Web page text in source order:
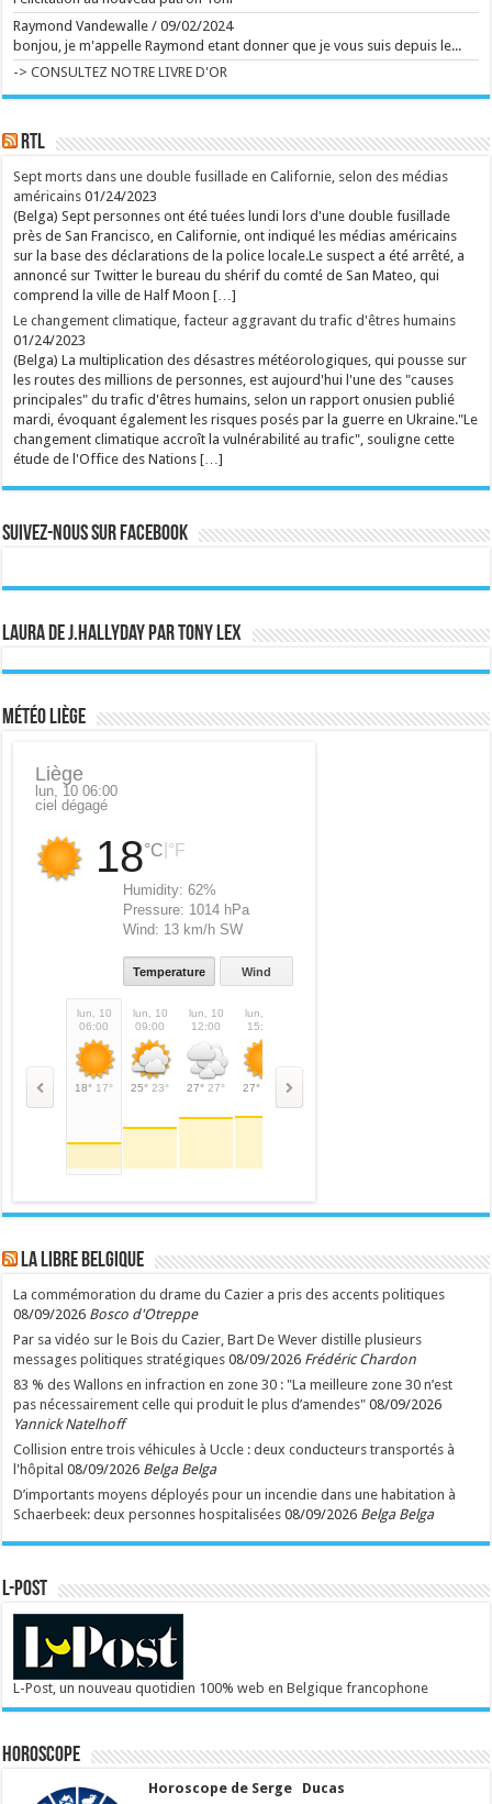
musicale captivante du journaliste Alex Dutilh sur le
pianiste Keith Jarrett. ...
Ecrit le 09/08 13:29
Pari réussi pour Pommelien Thijs à Ronquières:
comment la superstar flamande a-t-elle réussi à
Wallonie. ...
Ecrit le 09/08 13:01
regard neuf qui ne cesse de se réinventer"
L'actrice belgo-française Virginie Efira a reçu
vendredi soir le Leopard Club Award dans le cadre du
79e Festival du film de Locarno. Cette distinction
récompense une personnalité dont le travail dans le
cinéma a marqué l'imaginaire collectif. ...
Ecrit le 08/08 12:50
"Cela me brise le coeur": Charlotte Cardin contrainte
d'annuler son concert au Ronquières Festival ce
dimanche, voici l'artiste qui la remplacera
Une laryngite aiguë contraint Charlotte Cardin à
Frequencies la remplacera ce dimanche soir. ...
Ecrit le 09/08 11:18
V2 Script
Raymond Vandewalle /09/02/2024
bonjou, je m'appelle Raymond etant donner que je vous suis depuis le...
-> CONSULTEZ NOTRE LIVRE D'OR
RTL
Sept morts dans une double fusillade en Californie, selon des médias
américains 01/24/2023
(Belga) Sept personnes ont été tuées lundi lors d'une double fusillade
près de San Francisco, en Californie, ont indiqué les médias américains
sur la base des déclarations de la police locale.Le suspect a été arrêté, a
annoncé sur Twitter le bureau du shérif du comté de San Mateo, qui
comprend la ville de Half Moon […]
Le changement climatique, facteur aggravant du trafic d'êtres humains
01/24/2023
(Belga) La multiplication des désastres météorologiques, qui pousse sur
les routes des millions de personnes, est aujourd'hui l'une des "causes
principales" du trafic d'êtres humains, selon un rapport onusien publié
mardi, évoquant également les risques posés par la guerre en Ukraine."Le
changement climatique accroît la vulnérabilité au trafic", souligne cette
étude de l'Office des Nations […]
Suivez-nous sur Facebook
Laura de J.Hallyday par Tony Lex
Météo Liège
Liège
lun, 10 06:00
ciel dégagé
18°C °F
Humidity:62%
Pressure: 1014 hPa
Wind: 13 km/h SW
Temperature Wind
lun, 10
06:00
18° 17°
lun, 10
09:00
25° 23°
lun, 10
12:00
27° 27°
lun, 10
15:00
27°
LA Libre Belgique
La commémoration du drame du Cazier a pris des accents politiques
08/09/2026 Bosco d'Otreppe
Par sa vidéo sur le Bois du Cazier, Bart De Wever distille plusieurs
messages politiques stratégiques 08/09/2026 Frédéric Chardon
83 % des Wallons en infraction en zone 30 : "La meilleure zone 30 n’est
pas nécessairement celle qui produit le plus d’amendes" 08/09/2026
Yannick Natelhoff
Collision entre trois véhicules à Uccle : deux conducteurs transportés à
l'hôpital 08/09/2026 Belga Belga
D’importants moyens déployés pour un incendie dans une habitation à
Schaerbeek: deux personnes hospitalisées 08/09/2026 Belga Belga
L-POST
L-Post, un nouveau quotidien 100% web en Belgique francophone
Horoscope
Horoscope de Serge Ducas